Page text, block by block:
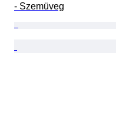
- Szemüveg